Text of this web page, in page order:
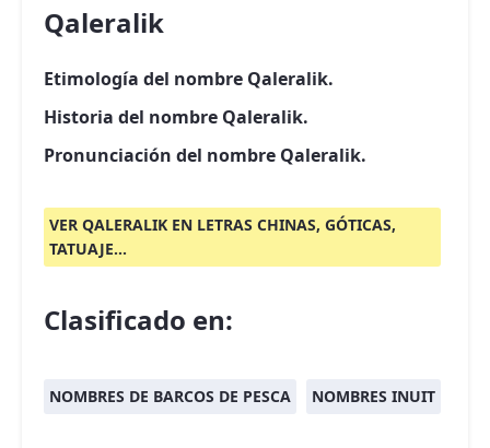
Qaleralik
Etimología del nombre Qaleralik.
Historia del nombre Qaleralik.
Pronunciación del nombre Qaleralik.
VER QALERALIK EN LETRAS CHINAS, GÓTICAS,
TATUAJE...
Clasificado en:
NOMBRES DE BARCOS DE PESCA NOMBRES INUIT